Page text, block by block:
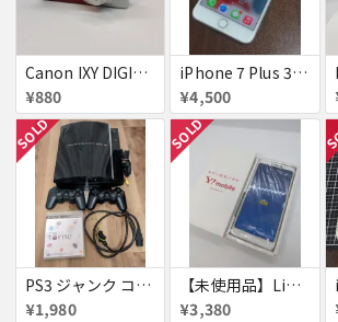
Canon IXY DIGITAL L3 ズームレンズ不良
¥880
iPhone 7 Plus 32GB
¥4,500
SOLD
PS3 ジャンク コントローラー付き
¥1,980
SOLD
【未使用品】Libero S10 Softbank
¥3,380